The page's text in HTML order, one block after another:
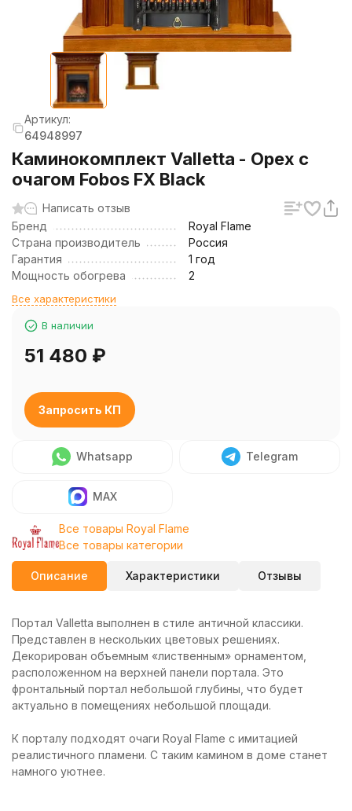
Артикул:
64948997
Каминокомплект Valletta - Орех с
очагом Fobos FX Black
Написать отзыв
Бренд
Royal Flame
Страна производитель
Россия
Гарантия
1 год
Мощность обогрева
2
Все характеристики
В наличии
51 480 ₽
Запросить КП
Whatsapp Telegram
MAX
Все товары Royal Flame
Все товары категории
Описание Характеристики Отзывы
Портал Valletta выполнен в стиле античной классики.
Представлен в нескольких цветовых решениях.
Декорирован объемным «лиственным» орнаментом,
расположенном на верхней панели портала. Это
фронтальный портал небольшой глубины, что будет
актуально в помещениях небольшой площади.
К порталу подходят очаги Royal Flame с имитацией
реалистичного пламени. С таким камином в доме станет
намного уютнее.